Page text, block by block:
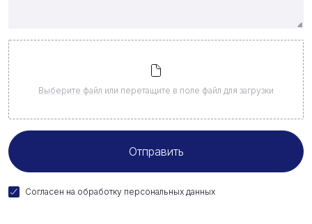
Выберите файл или перетащите в поле файл для загрузки
Согласен на обработку персональных данных